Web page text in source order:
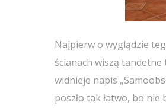
Najpierw o wyglądzie
ścianach wiszą
widnieje napis
poszło tak łatwo, bo